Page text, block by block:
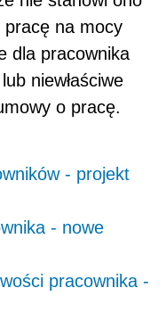
pracę na mocy
dla pracownika
niewłaściwe
o pracę.
- projekt
- nowe
pracownika -